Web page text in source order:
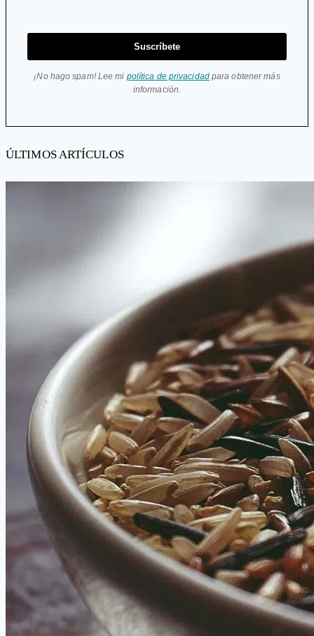
Suscríbete
¡No hago spam! Lee mi política de privacidadpara obtener más
información.
ÚLTIMOS ARTÍCULOS